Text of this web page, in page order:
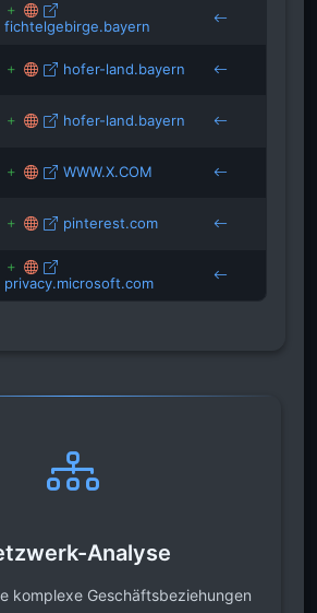
fichtelgebirge.bayern
hofer-land.bayern
hofer-land.bayern
WWW.X.COM
pinterest.com
privacy.microsoft.com
Analyse
komplexe Geschäftsbeziehungen